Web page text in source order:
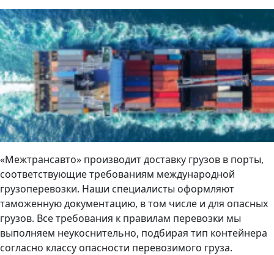
«Межтрансавто» производит доставку грузов в порты,
соответствующие требованиям международной
грузоперевозки. Наши специалисты оформляют
таможенную документацию, в том числе и для опасных
грузов. Все требования к правилам перевозки мы
выполняем неукоснительно, подбирая тип контейнера
согласно классу опасности перевозимого груза.